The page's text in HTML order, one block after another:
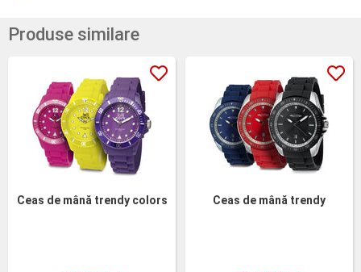
Produse similare
Ceas de mână trendy colors Ceas de mână trendy